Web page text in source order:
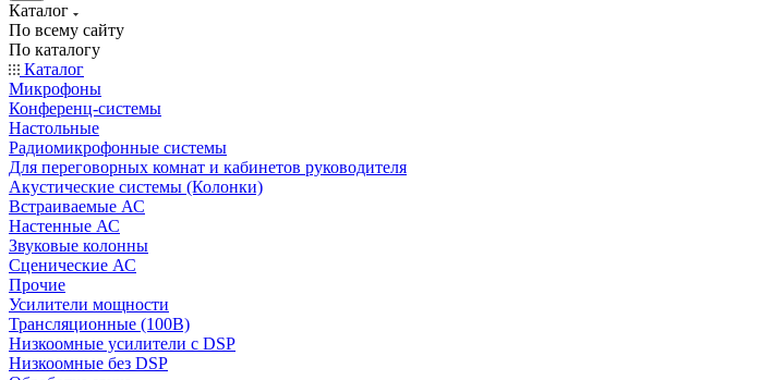
Каталог
По всему сайту
По каталогу
Каталог
Микрофоны
Конференц-системы
Настольные
Радиомикрофонные системы
Для переговорных комнат и кабинетов руководителя
Акустические системы (Колонки)
Встраиваемые АС
Настенные АС
Звуковые колонны
Сценические АС
Прочие
Усилители мощности
Трансляционные (100В)
Низкоомные усилители с DSP
Низкоомные без DSP